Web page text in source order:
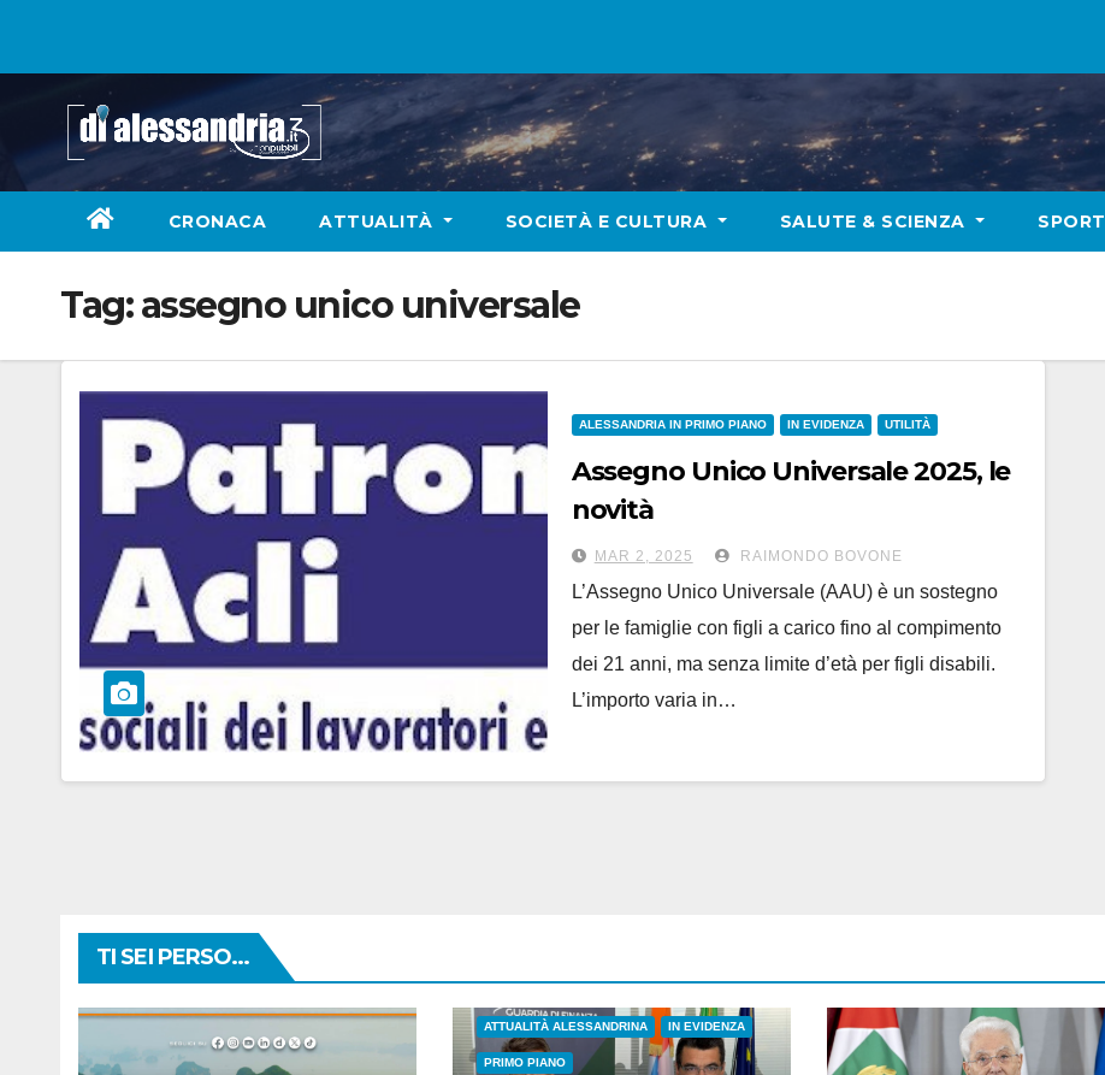
CRONACA ATTUALITÀ SOCIETÀ E CULTURA SALUTE & SCIENZA SPORT
Tag:assegno unico universale
ALESSANDRIA IN PRIMO PIANO IN EVIDENZA UTILITÀ
Assegno Unico Universale 2025, le
novità
MAR 2, 2025 RAIMONDO BOVONE
L’Assegno Unico Universale (AAU) è un sostegno
per le famiglie con figli a carico fino al compimento
dei 21 anni, ma senza limite d’età per figli disabili.
L’importo varia in…
TI SEI PERSO...
ATTUALITÀ ALESSANDRINA IN EVIDENZA
PRIMO PIANO